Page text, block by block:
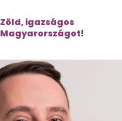
Zöld, igazságos
Magyarországot!